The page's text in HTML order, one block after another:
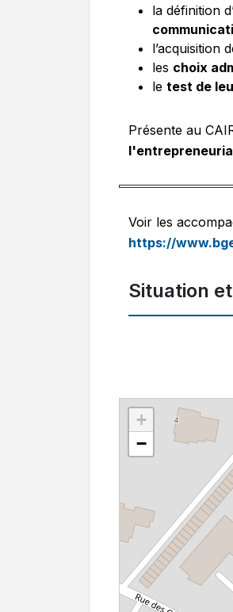
la définition
l’acquisition
les choix
le test de
Présente au
Voir les
https://
Situation
+
−